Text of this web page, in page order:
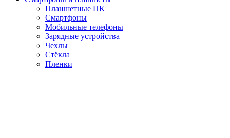
Планшетные ПК
Смартфоны
Мобильные телефоны
Зарядные устройства
Чехлы
Стёкла
Пленки